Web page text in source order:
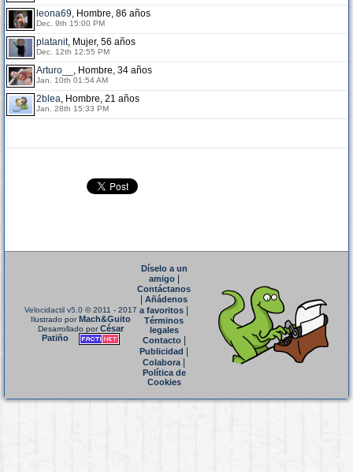
leona69, Hombre, 86 años
Dec. 9th 15:00 PM
platanit, Mujer, 56 años
Dec. 12th 12:55 PM
Arturo__ , Hombre, 34 años
Jan. 10th 01:54 AM
2blea, Hombre, 21 años
Jan. 28th 15:33 PM
Velocidactil v5.0 © 2011 - 2017
Ilustrado porMach&Guito
Desarrollado porCésar
Patiño
Díselo a un
amigo|
Contáctanos
Añádenos
a favoritos
Términos
legales
Contacto|
Publicidad
Colabora|
Política de
Cookies